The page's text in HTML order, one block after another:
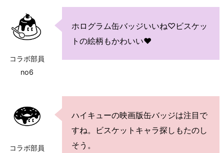
コラボ部員
no6
ホログラム缶バッジいいね♡ビスケッ
トの絵柄もかわいい♥
コラボ部員
ハイキューの映画版缶バッジは注目で
すね。ビスケットキャラ探しもたのし
そう。